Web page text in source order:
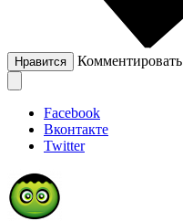
Нравится Комментировать
Facebook
Вконтакте
Twitter